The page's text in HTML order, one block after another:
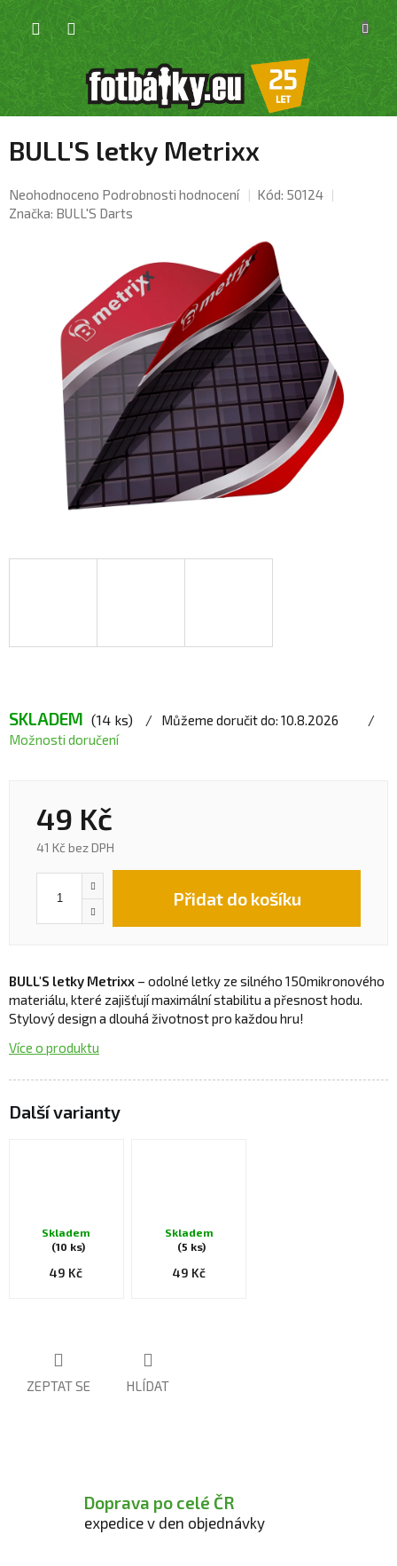
Přejít
obsah
KOŠÍK
BULL'S letky Metrixx
Průměrné
hodnocení
hvězdiček.
Neohodnoceno Podrobnosti hodnocení Kód: 50124
Značka: BULL'S Darts
SKLADEM (14 ks) Můžeme doručit do: 10.8.2026
Možnosti doručení
49 Kč
41 Kč bez DPH
Přidat do košíku
BULL'S letky Metrixx – odolné letky ze silného 150mikronového
materiálu, které zajišťují maximální stabilitu a přesnost hodu.
Stylový design a dlouhá životnost pro každou hru!
Více o produktu
Skladem
(10 ks)
49 Kč
Skladem
(5 ks)
49 Kč
ZEPTAT SE HLÍDAT
Doprava po celé ČR
expedice v den objednávky